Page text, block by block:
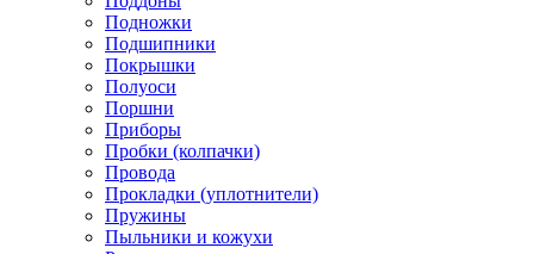
Подножки
Подшипники
Покрышки
Полуоси
Поршни
Приборы
Пробки (колпачки)
Провода
Прокладки (уплотнители)
Пружины
Пыльники и кожухи